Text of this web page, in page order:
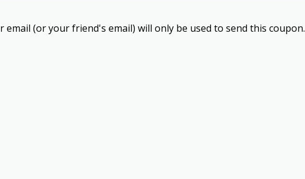
email (or your friend's email) will only be used to send this coupon.